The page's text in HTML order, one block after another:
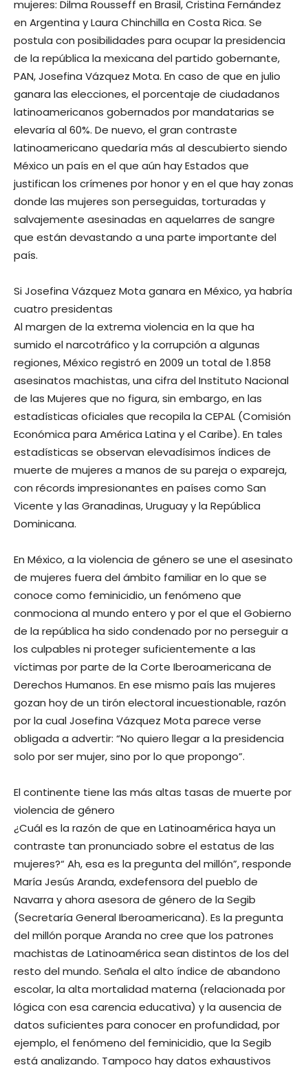
mujeres: Dilma Rousseff en Brasil, Cristina Fernández
en Argentina y Laura Chinchilla en Costa Rica. Se
postula con posibilidades para ocupar la presidencia
de la república la mexicana del partido gobernante,
PAN, Josefina Vázquez Mota. En caso de que en julio
ganara las elecciones, el porcentaje de ciudadanos
latinoamericanos gobernados por mandatarias se
elevaría al 60%. De nuevo, el gran contraste
latinoamericano quedaría más al descubierto siendo
México un país en el que aún hay Estados que
justifican los crímenes por honor y en el que hay zonas
donde las mujeres son perseguidas, torturadas y
salvajemente asesinadas en aquelarres de sangre
que están devastando a una parte importante del
país.
Si Josefina Vázquez Mota ganara en México, ya habría
cuatro presidentas
Al margen de la extrema violencia en la que ha
sumido el narcotráfico y la corrupción a algunas
regiones, México registró en 2009 un total de 1.858
asesinatos machistas, una cifra del Instituto Nacional
de las Mujeres que no figura, sin embargo, en las
estadísticas oficiales que recopila la CEPAL (Comisión
Económica para América Latina y el Caribe). En tales
estadísticas se observan elevadísimos índices de
muerte de mujeres a manos de su pareja o expareja,
con récords impresionantes en países como San
Vicente y las Granadinas, Uruguay y la República
Dominicana.
En México, a la violencia de género se une el asesinato
de mujeres fuera del ámbito familiar en lo que se
conoce como feminicidio, un fenómeno que
conmociona al mundo entero y por el que el Gobierno
de la república ha sido condenado por no perseguir a
los culpables ni proteger suficientemente a las
víctimas por parte de la Corte Iberoamericana de
Derechos Humanos. En ese mismo país las mujeres
gozan hoy de un tirón electoral incuestionable, razón
por la cual Josefina Vázquez Mota parece verse
obligada a advertir: “No quiero llegar a la presidencia
solo por ser mujer, sino por lo que propongo”.
El continente tiene las más altas tasas de muerte por
violencia de género
¿Cuál es la razón de que en Latinoamérica haya un
contraste tan pronunciado sobre el estatus de las
mujeres?“ Ah, esa es la pregunta del millón”, responde
María Jesús Aranda, exdefensora del pueblo de
Navarra y ahora asesora de género de la Segib
(Secretaría General Iberoamericana). Es la pregunta
del millón porque Aranda no cree que los patrones
machistas de Latinoamérica sean distintos de los del
resto del mundo. Señala el alto índice de abandono
escolar, la alta mortalidad materna (relacionada por
lógica con esa carencia educativa) y la ausencia de
datos suficientes para conocer en profundidad, por
ejemplo, el fenómeno del feminicidio, que la Segib
está analizando. Tampoco hay datos exhaustivos